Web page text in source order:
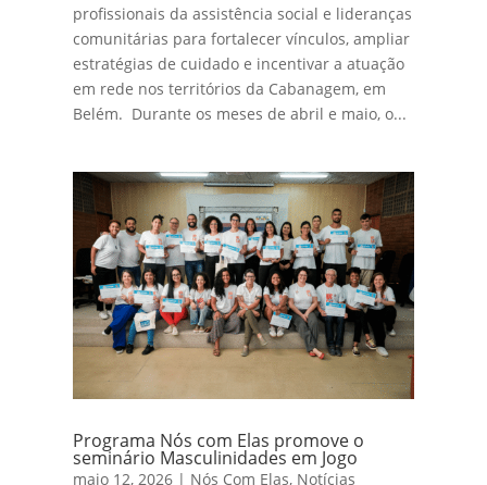
profissionais da assistência social e lideranças
comunitárias para fortalecer vínculos, ampliar
estratégias de cuidado e incentivar a atuação
em rede nos territórios da Cabanagem, em
Belém. Durante os meses de abril e maio, o...
Programa Nós com Elas promove o
seminário Masculinidades em Jogo
maio 12, 2026 | Nós Com Elas, Notícias